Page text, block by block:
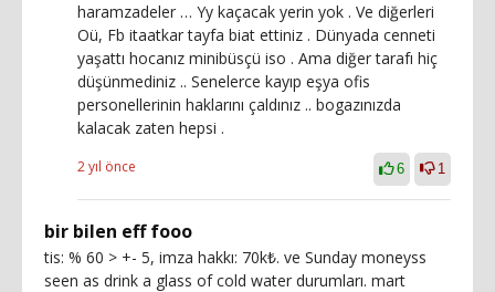
haramzadeler … Yy kaçacak yerin yok . Ve diğerleri
Oü, Fb itaatkar tayfa biat ettiniz . Dünyada cenneti
yaşattı hocanız minibüsçü iso . Ama diğer tarafı hiç
düşünmediniz .. Senelerce kayıp eşya ofis
personellerinin haklarını çaldınız .. bogazınızda
kalacak zaten hepsi .
2 yıl önce 6 1
bir bilen eff fooo
tis: % 60 > +- 5, imza hakkı: 70k₺. ve Sunday moneyss
seen as drink a glass of cold water durumları. mart